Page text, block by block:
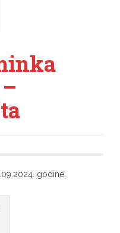
godine.